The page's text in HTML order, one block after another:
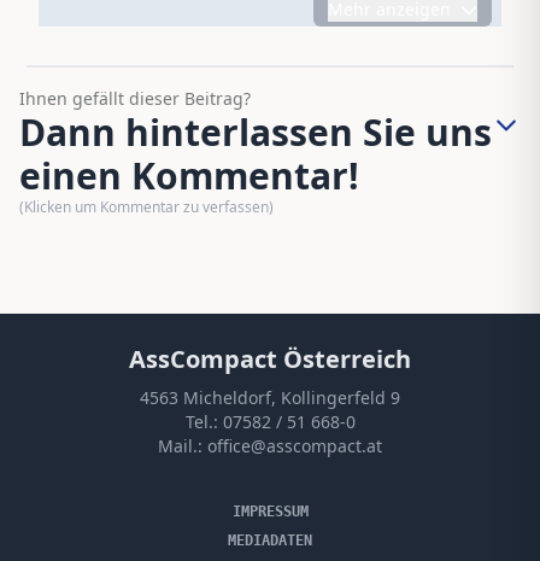
Ihnen gefällt dieser Beitrag?
Dann hinterlassen Sie uns
einen Kommentar!
(Klicken um Kommentar zu verfassen)
AssCompact Österreich
4563 Micheldorf, Kollingerfeld 9
Tel.: 07582 / 51 668-0
Mail.: office@asscompact.at
IMPRESSUM
MEDIADATEN